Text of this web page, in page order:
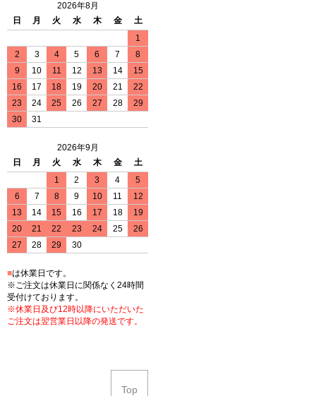
2026年8月
日
月 火 水 木 金
土
1
2
3 4 5 6 7
8
9
10 11 12 13 14
15
16
17 18 19 20 21
22
23
24 25 26 27 28
29
30
31
2026年9月
日
月 火 水 木 金
土
1
2 3 4
5
6
7 8 9 10 11
12
13
14 15 16 17 18
19
20
21 22 23 24 25
26
27
28 29 30
■は休業日です。
※ご注文は休業日に関係なく24時間
受付けております。
※休業日及び12時以降にいただいた
ご注文は翌営業日以降の発送です。
Top